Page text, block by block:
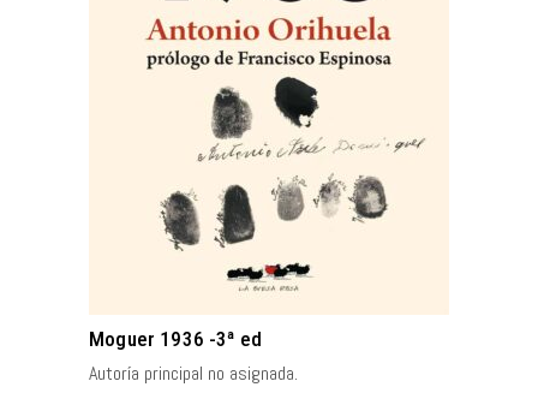
AÑADIR AL CARRITO
Moguer 1936 -3ª ed
Autoría principal no asignada.